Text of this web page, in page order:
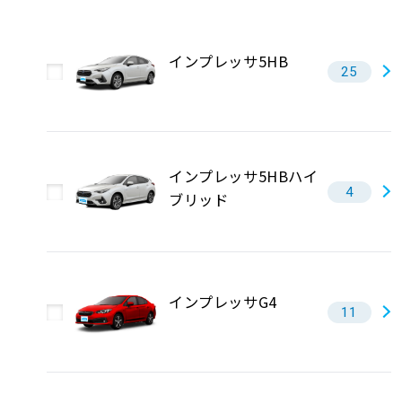
インプレッサ5HB 25
インプレッサ5HBハイ
ブリッド
4
インプレッサG4 11